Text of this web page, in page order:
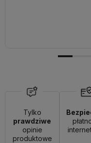
Tylko
prawdziwe
opinie
produktowe